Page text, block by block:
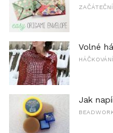
Volné
HÁČKOVÁNÍ
Jak